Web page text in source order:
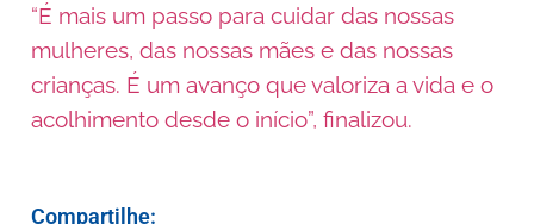
“É mais um passo para cuidar das nossas
mulheres, das nossas mães e das nossas
crianças. É um avanço que valoriza a vida e o
acolhimento desde o início”, finalizou.
Compartilhe: